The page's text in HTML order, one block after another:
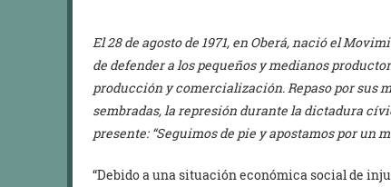
El 28 de agosto de 1971, en Oberá, nació el
de defender a los pequeños y medianos
producción y comercialización. Repaso por sus
sembradas, la represión durante la dictadura
presente: “Seguimos de pie y apostamos por un
“Debido a una situación económica social de